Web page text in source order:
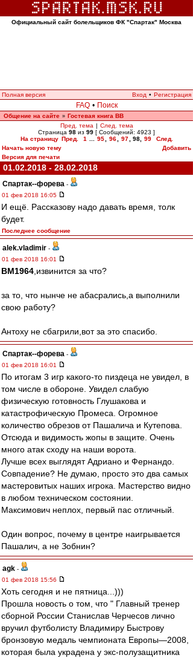
Официальный сайт болельщиков ФК "Спартак" Москва
Полная версия Вход • Регистрация
FAQ • Поиск
Общение на сайте » Гостевая книга ВВ
Пред. тема | След. тема
Страница 98 из 99 [ Сообщений: 4923 ]
На страницу Пред. 1 95 96 97 98, 99
След.
Начать новую тему
Добавить
Версия для печати
01.02.2018 - 28.02.2018
Cпартак--форева -
01 фев 2018 16:05
И ещё. Рассказову надо давать время, толк
будет.
Последнее сообщение
alek.vladimir -
01 фев 2018 16:01
BM1964 ,извинится за что?
за то, что нынче не абасрались,а выполнили
свою работу?
Антоху не сбагрили,вот за это спасибо.
Cпартак--форева -
01 фев 2018 16:01
По итогам 3 игр какого-то пиздеца не увидел, в
том числе в обороне. Увидел слабую
физическую готовность Глушакова и
катастрофическую Промеса. Огромное
количество обрезов от Пашалича и Кутепова.
Отсюда и видимость жопы в защите. Очень
много атак сходу на наши ворота.
Лучше всех выглядят Адриано и Фернандо.
Совпадение? Не думаю, просто это два самых
мастеровитых наших игрока. Мастерство видно
в любом техническом состоянии.
Максимович неплох, первый пас отличный.
Один вопрос, почему в центре наигрывается
Пашалич, а не Зобнин?
agk -
01 фев 2018 15:56
Хоть сегодня и не пятница...)))
Прошла новость о том, что " Главный тренер
сборной России Станислав Черчесов лично
вручил футболисту Владимиру Быстрову
бронзовую медаль чемпионата Европы—2008,
которая была украдена у экс-полузащитника